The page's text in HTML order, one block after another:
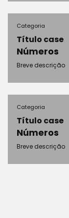
Categoria
Título case
Números
Breve descrição
Categoria
Título case
Números
Breve descrição